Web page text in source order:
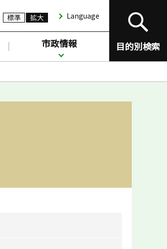
Language
目的別検索
市政情報